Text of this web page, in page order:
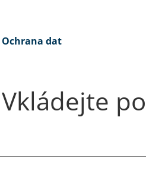
Ochrana dat
Vkládejte